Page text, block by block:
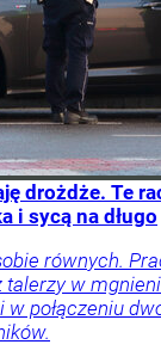
drożdże. Te
i sycą na długo
równych.
talerzy w
połączeniu